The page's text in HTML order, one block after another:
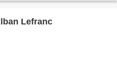
Lefranc